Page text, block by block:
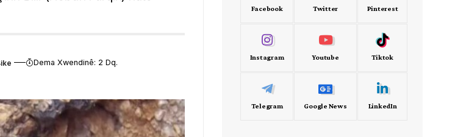
Dema Xwendinê: 2 Dq.
Facebook Twitter Pinterest
Instagram Youtube Tiktok
Telegram Google News LinkedIn